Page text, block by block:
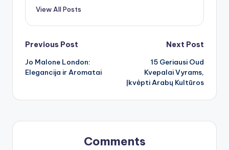
View All Posts
Post
navigation
Previous Post
Jo Malone London:
Elegancija ir Aromatai
Next Post
15 Geriausi Oud
Kvepalai Vyrams,
Įkvėpti Arabų Kultūros
Comments